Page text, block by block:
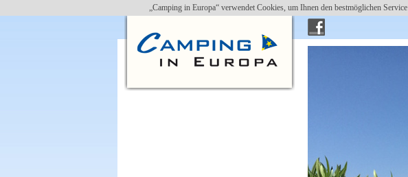
„Camping in Europa“ verwendet Cookies, um Ihnen den bestmöglichen